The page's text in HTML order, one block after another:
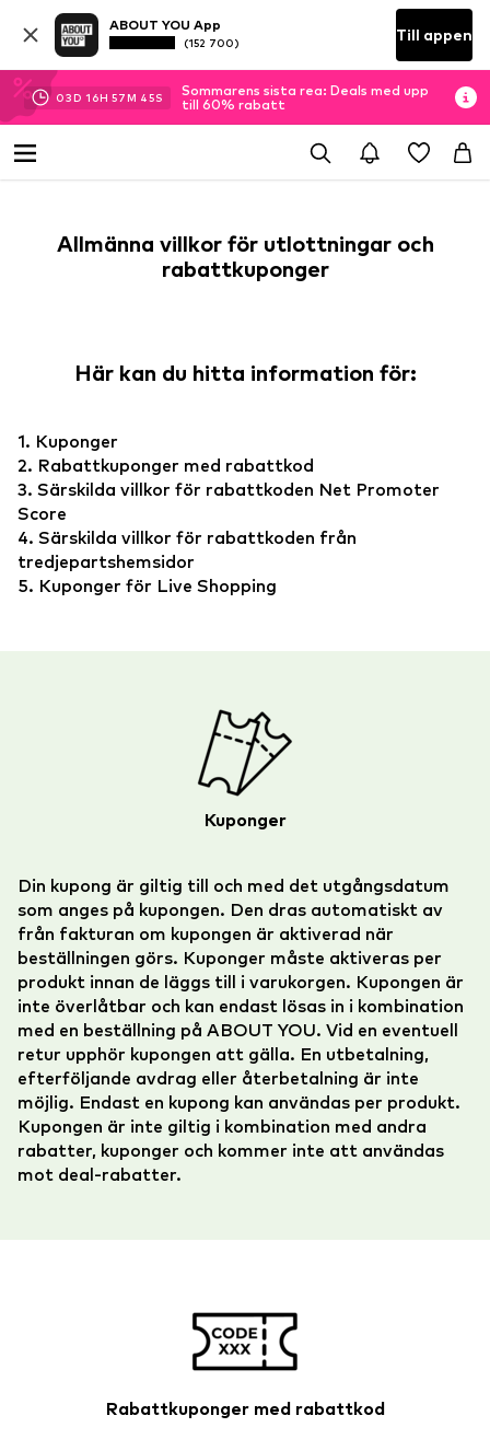
ABOUT YOU App
(152 700) Till appen
03D 16H 57M 44S
Sommarens sista rea: Deals med upp
till 60% rabatt
Allmänna villkor för utlottningar och
rabattkuponger
Här kan du hitta information för:
1. Kuponger
2. Rabattkuponger med rabattkod
3. Särskilda villkor för rabattkoden Net Promoter
Score
4. Särskilda villkor för rabattkoden från
tredjepartshemsidor
5. Kuponger för Live Shopping
Kuponger
Din kupong är giltig till och med det utgångsdatum
som anges på kupongen. Den dras automatiskt av
från fakturan om kupongen är aktiverad när
beställningen görs. Kuponger måste aktiveras per
produkt innan de läggs till i varukorgen. Kupongen är
inte överlåtbar och kan endast lösas in i kombination
med en beställning på ABOUT YOU. Vid en eventuell
retur upphör kupongen att gälla. En utbetalning,
efterföljande avdrag eller återbetalning är inte
möjlig. Endast en kupong kan användas per produkt.
Kupongen är inte giltig i kombination med andra
rabatter, kuponger och kommer inte att användas
mot deal-rabatter.
Rabattkuponger med rabattkod